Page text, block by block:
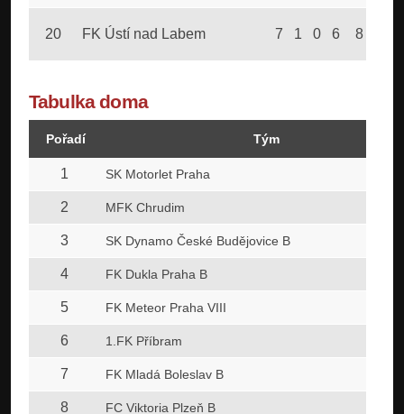
20 FK Ústí nad Labem 7 1 0 6 8
Tabulka doma
Pořadí Tým
1 SK Motorlet Praha
2 MFK Chrudim
3 SK Dynamo České Budějovice B
4 FK Dukla Praha B
5 FK Meteor Praha VIII
6 1.FK Příbram
7 FK Mladá Boleslav B
8 FC Viktoria Plzeň B